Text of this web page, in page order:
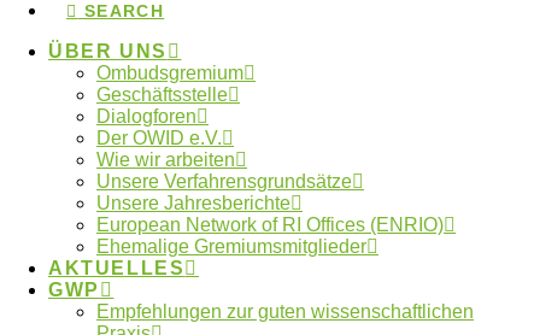
SEARCH
ÜBER UNS
Ombudsgremium
Geschäftsstelle
Dialogforen
Der OWID e.V.
Wie wir arbeiten
Unsere Verfahrensgrundsätze
Unsere Jahresberichte
European Network of RI Offices (ENRIO)
Ehemalige Gremiumsmitglieder
AKTUELLES
GWP
Empfehlungen zur guten wissenschaftlichen
Kontakt zum Ombudsgremium
Schlagwörter
Anonymität Autorschaften Betreuung